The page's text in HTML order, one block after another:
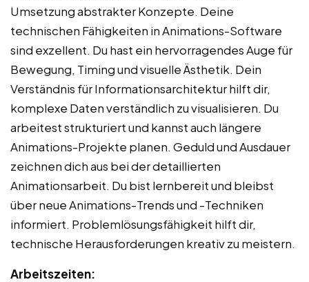
Umsetzung abstrakter Konzepte. Deine
technischen Fähigkeiten in Animations-Software
sind exzellent. Du hast ein hervorragendes Auge für
Bewegung, Timing und visuelle Ästhetik. Dein
Verständnis für Informationsarchitektur hilft dir,
komplexe Daten verständlich zu visualisieren. Du
arbeitest strukturiert und kannst auch längere
Animations-Projekte planen. Geduld und Ausdauer
zeichnen dich aus bei der detaillierten
Animationsarbeit. Du bist lernbereit und bleibst
über neue Animations-Trends und -Techniken
informiert. Problemlösungsfähigkeit hilft dir,
technische Herausforderungen kreativ zu meistern.
Arbeitszeiten: